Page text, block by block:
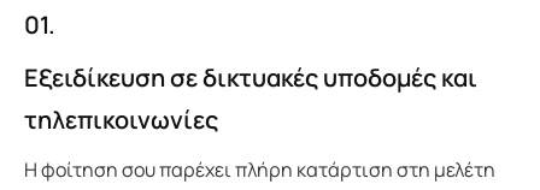
01.
Εξειδίκευση σε δικτυακές υποδομές και
τηλεπικοινωνίες
Η φοίτηση σου παρέχει πλήρη κατάρτιση στη μελέτη